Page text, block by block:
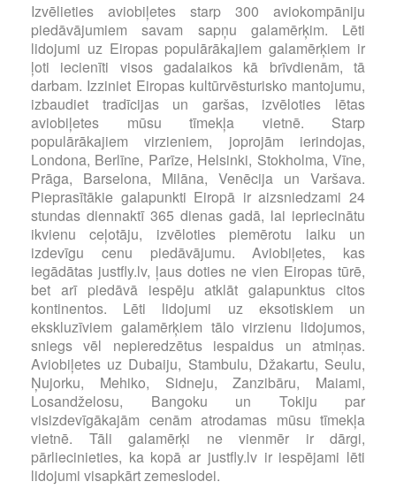
Izvēlieties aviobiļetes starp 300 aviokompāniju
piedāvājumiem savam sapņu galamērķim. Lēti
lidojumi uz Eiropas populārākajiem galamērķiem ir
ļoti iecienīti visos gadalaikos kā brīvdienām, tā
darbam. Izziniet Eiropas kultūrvēsturisko mantojumu,
izbaudiet tradīcijas un garšas, izvēloties lētas
aviobiļetes mūsu tīmekļa vietnē. Starp
populārākajiem virzieniem, joprojām ierindojas,
Londona, Berlīne, Parīze, Helsinki, Stokholma, Vīne,
Prāga, Barselona, Milāna, Venēcija un Varšava.
Pieprasītākie galapunkti Eiropā ir aizsniedzami 24
stundas diennaktī 365 dienas gadā, lai iepriecinātu
ikvienu ceļotāju, izvēloties piemērotu laiku un
izdevīgu cenu piedāvājumu. Aviobiļetes, kas
iegādātas justfly.lv, ļaus doties ne vien Eiropas tūrē,
bet arī piedāvā iespēju atklāt galapunktus citos
kontinentos. Lēti lidojumi uz eksotiskiem un
ekskluzīviem galamērķiem tālo virzienu lidojumos,
sniegs vēl nepieredzētus iespaidus un atmiņas.
Aviobiļetes uz Dubaiju, Stambulu, Džakartu, Seulu,
Ņujorku, Mehiko, Sidneju, Zanzibāru, Maiami,
Losandželosu, Bangoku un Tokiju par
visizdevīgākajām cenām atrodamas mūsu tīmekļa
vietnē. Tāli galamērķi ne vienmēr ir dārgi,
pārliecinieties, ka kopā ar justfly.lv ir iespējami lēti
lidojumi visapkārt zemeslodei.